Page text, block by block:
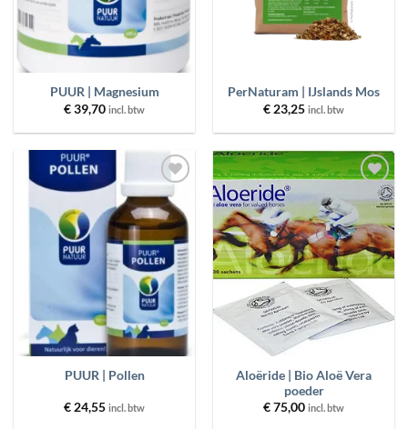
PUUR | Magnesium
€39,70 incl. btw
PerNaturam | IJslands Mos
€ 23,25 incl. btw
Toevoegen
aan
wenslijst
PUUR | Pollen
€ 24,55 incl. btw
Toevoegen
aan
wenslijst
Aloëride | Bio Aloë Vera
poeder
€75,00 incl. btw